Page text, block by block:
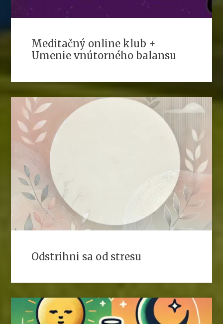
Meditačný online klub +
Umenie vnútorného balansu
Odstrihni sa od stresu